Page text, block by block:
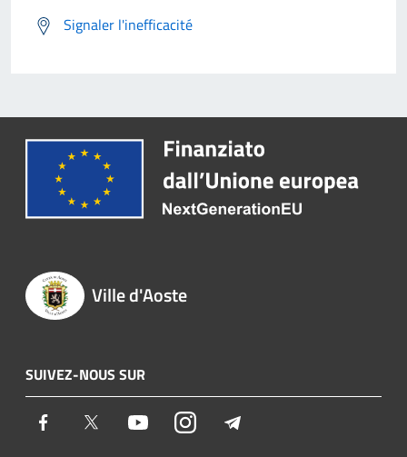
Signaler l'inefficacité
Ville d'Aoste
SUIVEZ-NOUS SUR
Facebook Twitter YoutubeInstagram